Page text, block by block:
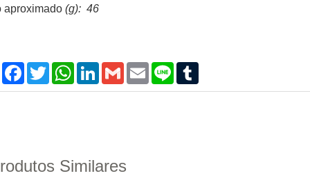
aproximado (g): 46
Compartilhar
Facebook
TwitterWhatsApp
LinkedIn
GmailEmailLine
Similares